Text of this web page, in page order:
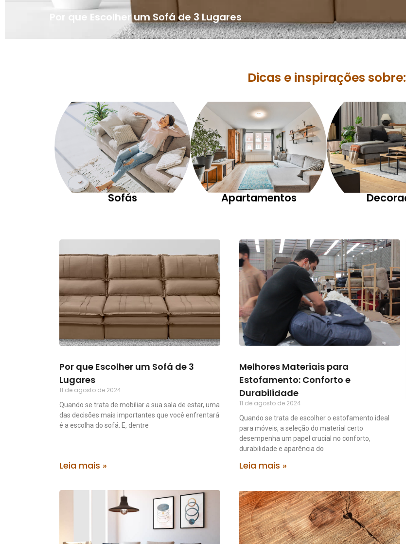
Por que Escolher um Sofá de 3 Lugares
Dicas e inspirações sobre:
Sofás Apartamentos
Por que Escolher um Sofá de 3
Lugares
11 de agosto de 2024
Quando se trata de mobiliar a sua sala de estar, uma
das decisões mais importantes que você enfrentará
é a escolha do sofá. E, dentre
Leia mais »
Melhores Materiais para
Estofamento: Conforto e
Durabilidade
11 de agosto de 2024
Quando se trata de escolher o estofamento ideal
para móveis, a seleção do material certo
desempenha um papel crucial no conforto,
durabilidade e aparência do
Leia mais »